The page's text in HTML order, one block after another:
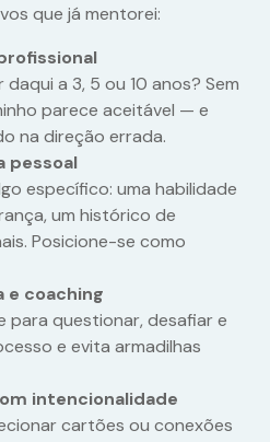
que já mentorei:
a 3, 5 ou 10 anos? Sem
parece aceitável — e
na direção errada.
pessoal
específico: uma habilidade
um histórico de
Posicione-se como
e coaching
para questionar, desafiar e
e evita armadilhas
intencionalidade
cartões ou conexões